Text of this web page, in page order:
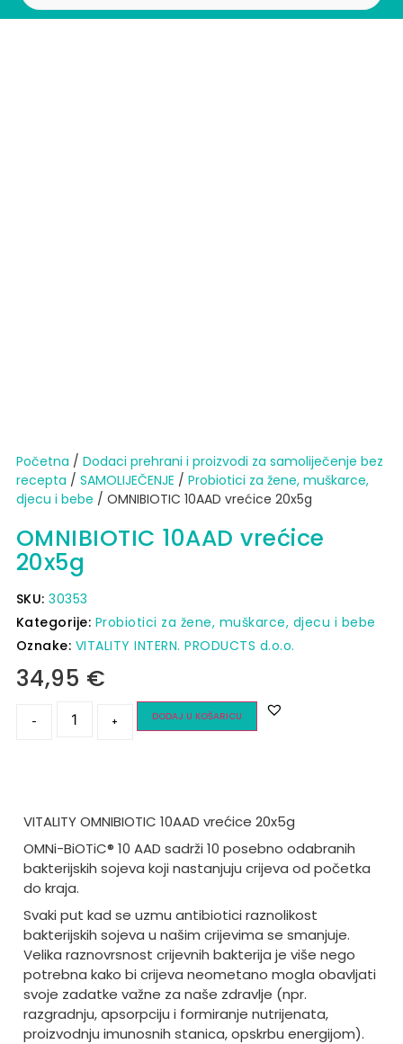
Početna / Dodaci prehrani i proizvodi za samoliječenje bez
recepta / SAMOLIJEČENJE / Probiotici za žene, muškarce,
djecu i bebe / OMNIBIOTIC 10AAD vrećice 20x5g
OMNIBIOTIC 10AAD vrećice
20x5g
SKU:30353
Kategorije: Probiotici za žene, muškarce, djecu i bebe
Oznake: VITALITY INTERN. PRODUCTS d.o.o.
34,95 €
- + DODAJ U KOŠARICU
VITALITY OMNIBIOTIC 10AAD vrećice 20x5g
OMNi-BiOTiC® 10 AAD sadrži 10 posebno odabranih
bakterijskih sojeva koji nastanjuju crijeva od početka
do kraja.
Svaki put kad se uzmu antibiotici raznolikost
bakterijskih sojeva u našim crijevima se smanjuje.
Velika raznovrsnost crijevnih bakterija je više nego
potrebna kako bi crijeva neometano mogla obavljati
svoje zadatke važne za naše zdravlje (npr.
razgradnju, apsorpciju i formiranje nutrijenata,
proizvodnju imunosnih stanica, opskrbu energijom).